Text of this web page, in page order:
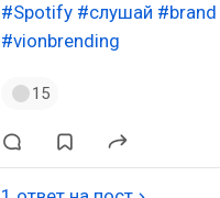
#Spotify #слушай #brand
#vionbrending
15